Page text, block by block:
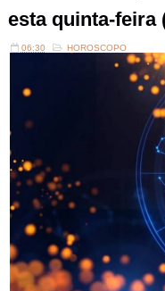
esta quinta-feira
06:30 HOROSCOPO